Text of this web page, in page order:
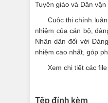
Tuyên giáo và Dân
Cuộc thi chính
nhiệm của cán bộ,
Nhân dân đối với
nhiệm cao nhất, góp
Xem chi tiết các
Tệp đính kèm